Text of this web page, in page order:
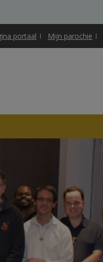
portaal Mijn parochie